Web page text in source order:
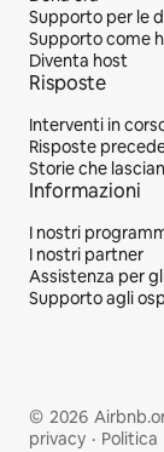
Supporto per le
Supporto come
Diventa host
Risposte
Interventi in
Risposte
Storie che
Informazioni
I nostri
I nostri partner
Assistenza per
Supporto agli
© 2026
privacy ·